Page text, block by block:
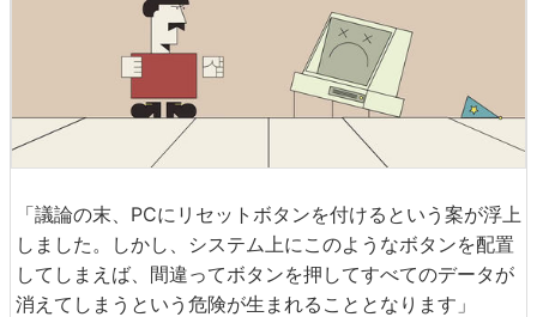
「議論の末、PCにリセットボタンを付けるという案が浮上
しました。しかし、システム上にこのようなボタンを配置
してしまえば、間違ってボタンを押してすべてのデータが
消えてしまうという危険が生まれることとなります」